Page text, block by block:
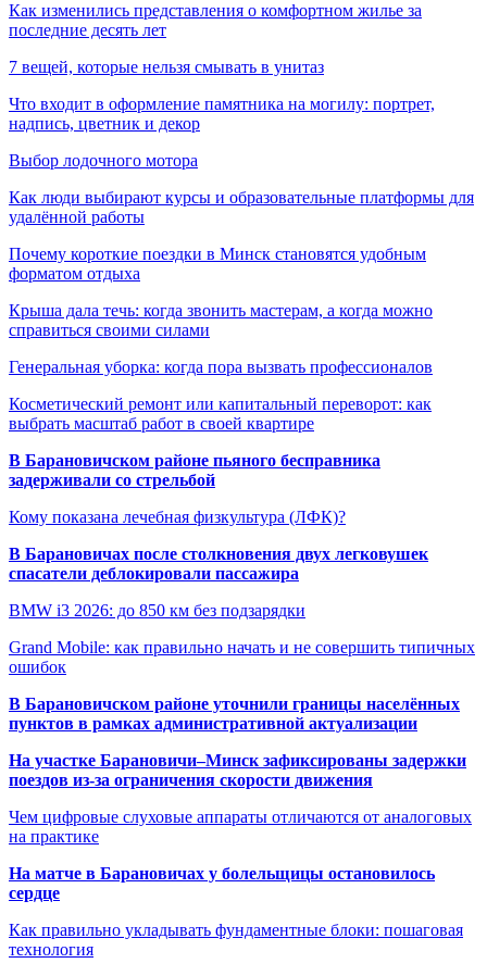
Как изменились представления о комфортном жилье за
последние десять лет
7 вещей, которые нельзя смывать в унитаз
Что входит в оформление памятника на могилу: портрет,
надпись, цветник и декор
Выбор лодочного мотора
Как люди выбирают курсы и образовательные платформы для
удалённой работы
Почему короткие поездки в Минск становятся удобным
форматом отдыха
Крыша дала течь: когда звонить мастерам, а когда можно
справиться своими силами
Генеральная уборка: когда пора вызвать профессионалов
Косметический ремонт или капитальный переворот: как
выбрать масштаб работ в своей квартире
В Барановичском районе пьяного бесправника
задерживали со стрельбой
Кому показана лечебная физкультура (ЛФК)?
В Барановичах после столкновения двух легковушек
спасатели деблокировали пассажира
BMW i3 2026: до 850 км без подзарядки
Grand Mobile: как правильно начать и не совершить типичных
ошибок
В Барановичском районе уточнили границы населённых
пунктов в рамках административной актуализации
На участке Барановичи–Минск зафиксированы задержки
поездов из-за ограничения скорости движения
Чем цифровые слуховые аппараты отличаются от аналоговых
на практике
На матче в Барановичах у болельщицы остановилось
сердце
Как правильно укладывать фундаментные блоки: пошаговая
технология